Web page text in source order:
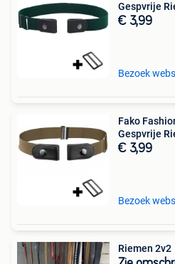
Gespvrije
€ 3,99
Bezoek
Fako
Gespvrije
€ 3,99
Bezoek
Riemen 2v2